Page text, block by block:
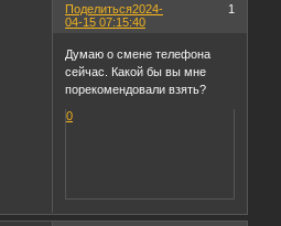
Поделиться 1
2024-
04-15 07:15:40
Думаю о смене телефона
сейчас. Какой бы вы мне
порекомендовали взять?
0